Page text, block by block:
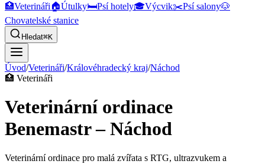
🏥Veterináři🏠Útulky🛏️Psí hotely🎓Výcvik✂️Psí salony🐶
Chovatelské stanice
Hledat⌘K
Úvod/Veterináři/Královéhradecký kraj/Náchod
🏥 Veterináři
Veterinární ordinace
Benemastr – Náchod
Veterinární ordinace pro malá zvířata s RTG, ultrazvukem a